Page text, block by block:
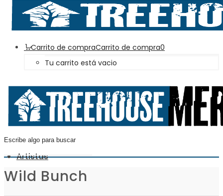
Carrito de compraCarrito de compra0
Tu carrito está vacio
Artistas
Wild Bunch